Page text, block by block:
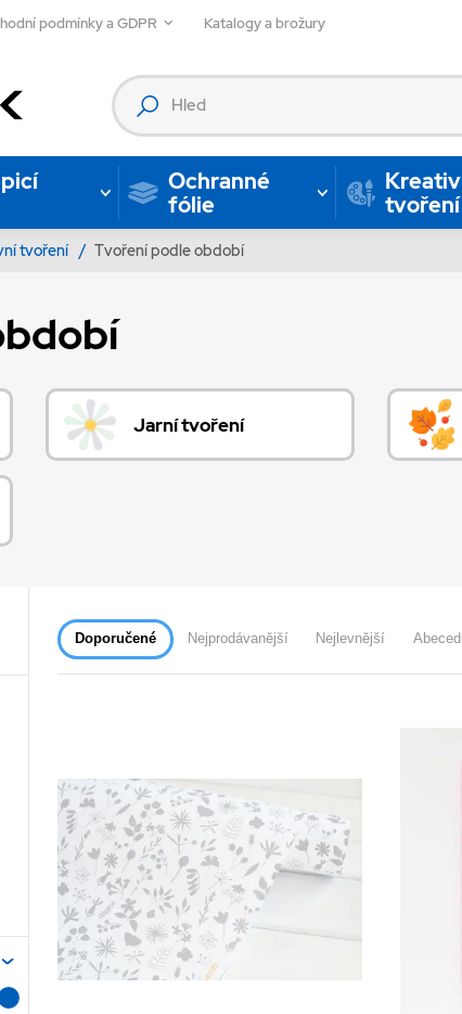
podmínky a GDPR Katalogy a brožury
Ochranné
fólie
tvoření
tvoření / Tvoření podle období
Jarní tvoření
Doporučené Nejprodávanější Nejlevnější